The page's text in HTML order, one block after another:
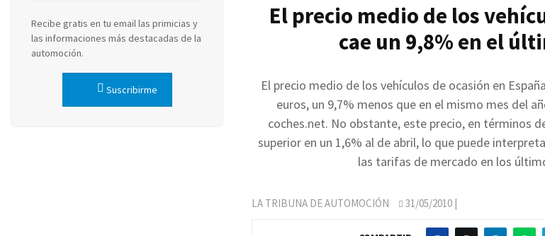
El precio medio de los
cae un 9,8% en el
El precio medio de los vehículos de ocasión en
euros, un 9,7% menos que en el mismo mes del
coches.net. No obstante, este precio, en términos
superior en un 1,6% al de abril, lo que puede
las tarifas de mercado en los
LA TRIBUNA DE AUTOMOCIÓN 31/05/2010 |
Recibe gratis en tu email las primicias y
las informaciones más destacadas de la
automoción.
Suscribirme